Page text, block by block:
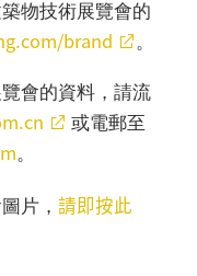
物技術展覽會的
brand 。
會的資料，請流
或電郵至
。
片， 請即按此